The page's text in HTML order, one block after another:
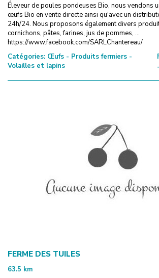
Éleveur de poules pondeuses Bio, nous vendons
œufs Bio en vente directe ainsi qu'avec un
24h/24. Nous proposons également divers
cornichons, pâtes, farines, jus de pommes, ...
https://www.facebook.com/SARLChantereau/
Catégories: Œufs - Produits fermiers -
Volailles et lapins
-
FERME DES TUILES
63.5 km